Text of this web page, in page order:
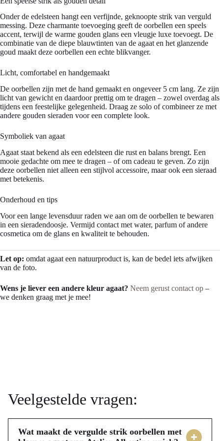
Onder de edelsteen hangt een verfijnde, geknoopte strik van verguld
messing. Deze charmante toevoeging geeft de oorbellen een speels
accent, terwijl de warme gouden glans een vleugje luxe toevoegt. De
combinatie van de diepe blauwtinten van de agaat en het glanzende
goud maakt deze oorbellen een echte blikvanger.
Licht, comfortabel en handgemaakt
De oorbellen zijn met de hand gemaakt en ongeveer 5 cm lang. Ze zijn
licht van gewicht en daardoor prettig om te dragen – zowel overdag als
tijdens een feestelijke gelegenheid. Draag ze solo of combineer ze met
andere gouden sieraden voor een complete look.
Symboliek van agaat
Agaat staat bekend als een edelsteen die rust en balans brengt. Een
mooie gedachte om mee te dragen – of om cadeau te geven. Zo zijn
deze oorbellen niet alleen een stijlvol accessoire, maar ook een sieraad
met betekenis.
Onderhoud en tips
Voor een lange levensduur raden we aan om de oorbellen te bewaren
in een sieradendoosje. Vermijd contact met water, parfum of andere
cosmetica om de glans en kwaliteit te behouden.
Let op: omdat agaat een natuurproduct is, kan de bedel iets afwijken
van de foto.
Wens je liever een andere kleur agaat? Neem gerust contact op –
we denken graag met je mee!
Veelgestelde vragen:
Wat maakt de vergulde strik oorbellen met